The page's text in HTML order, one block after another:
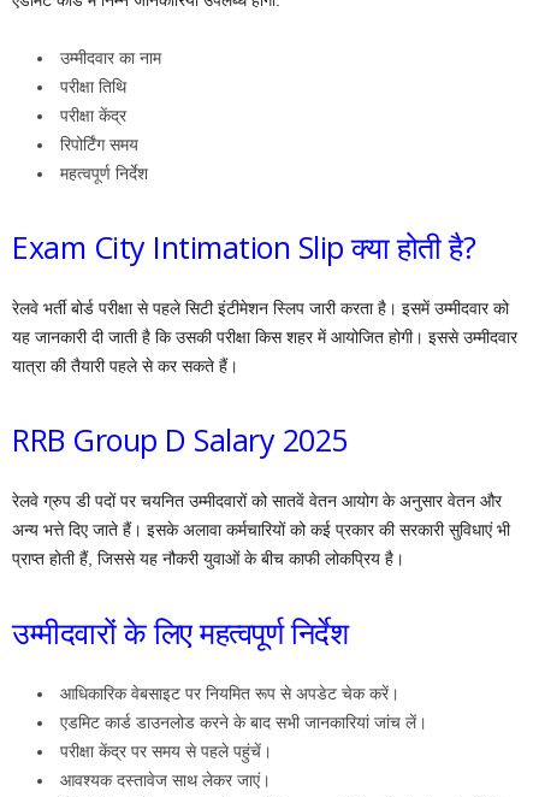
उम्मीदवार का नाम
परीक्षा तिथि
परीक्षा केंद्र
रिपोर्टिंग समय
महत्वपूर्ण निर्देश
Exam City Intimation Slip क्या होती है?
रेलवे भर्ती बोर्ड परीक्षा से पहले सिटी इंटीमेशन स्लिप जारी करता है। इसमें उम्मीदवार को
यह जानकारी दी जाती है कि उसकी परीक्षा किस शहर में आयोजित होगी। इससे उम्मीदवार
यात्रा की तैयारी पहले से कर सकते हैं।
RRB Group D Salary 2025
रेलवे ग्रुप डी पदों पर चयनित उम्मीदवारों को सातवें वेतन आयोग के अनुसार वेतन और
अन्य भत्ते दिए जाते हैं। इसके अलावा कर्मचारियों को कई प्रकार की सरकारी सुविधाएं भी
प्राप्त होती हैं, जिससे यह नौकरी युवाओं के बीच काफी लोकप्रिय है।
उम्मीदवारों के लिए महत्वपूर्ण निर्देश
आधिकारिक वेबसाइट पर नियमित रूप से अपडेट चेक करें।
एडमिट कार्ड डाउनलोड करने के बाद सभी जानकारियां जांच लें।
परीक्षा केंद्र पर समय से पहले पहुंचें।
आवश्यक दस्तावेज साथ लेकर जाएं।